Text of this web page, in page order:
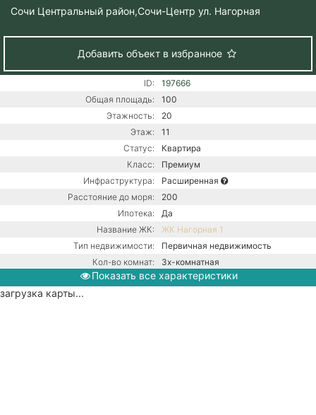
Сочи Центральный район,Сочи-Центр ул. Нагорная
Добавить объект в избранное
ID:
197666
Общая площадь:
100
Этажность:
20
Этаж:
11
Статус:
Квартира
Класс:
Премиум
Инфраструктура:
Расширенная
Расстояние до моря:
200
Ипотека:
Да
Название ЖК:
ЖК Нагорная 1
Тип недвижимости:
Первичная недвижимость
Кол-во комнат:
3х-комнатная
Тип дома:
Монолитный
Показать все характеристики
загрузка карты...